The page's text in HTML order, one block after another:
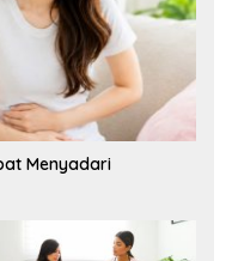
Menyadari